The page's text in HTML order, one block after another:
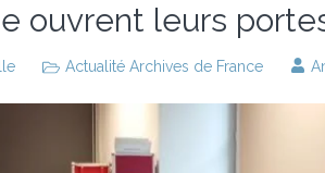
ouvrent leurs
Actualité Archives de France